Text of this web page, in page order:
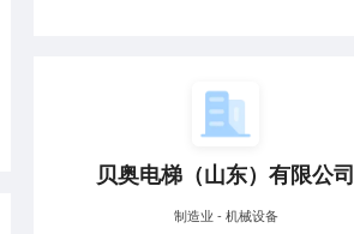
贝奥电梯（山东）有限公司
制造业 - 机械设备